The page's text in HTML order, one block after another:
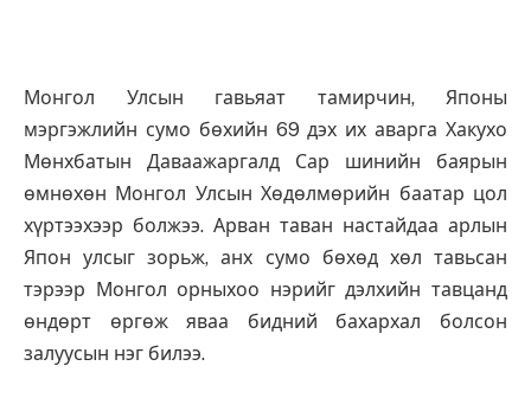
Монгол Улсын гавьяат тамирчин, Японы
мэргэжлийн сумо бөхийн 69 дэх их аварга Хакухо
Мөнхбатын Даваажаргалд Сар шинийн баярын
өмнөхөн Монгол Улсын Хөдөлмөрийн баатар цол
хүртээхээр болжээ. Арван таван настайдаа арлын
Япон улсыг зорьж, анх сумо бөхөд хөл тавьсан
тэрээр Монгол орныхоо нэрийг дэлхийн тавцанд
өндөрт өргөж яваа бидний бахархал болсон
залуусын нэг билээ.